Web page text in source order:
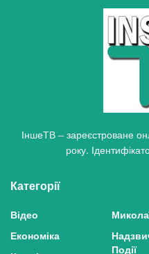
ІншеТВ – зареєстроване
року.
Категорії
Відео
Економіка
Події